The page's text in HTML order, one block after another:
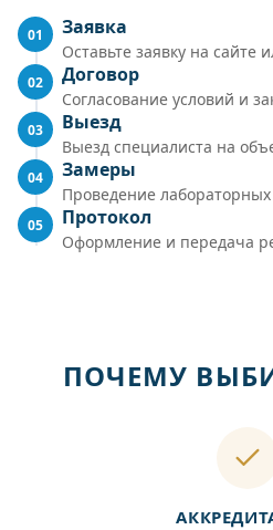
01 Заявка
Оставьте заявку на сайте
02 Договор
Согласование условий и
03 Выезд
Выезд специалиста на
04 Замеры
Проведение
05 Протокол
Оформление и передача
ПОЧЕМУ